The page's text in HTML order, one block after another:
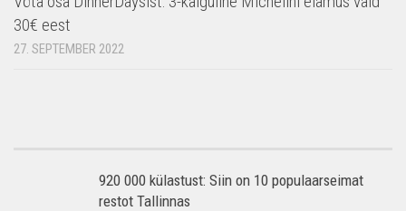
30€ eest
27. SEPTEMBER 2022
920 000 külastust: Siin on 10 populaarseimat
restot Tallinnas